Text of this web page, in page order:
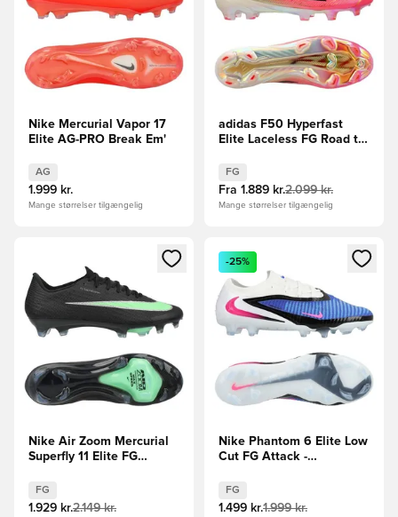
Nike Mercurial Vapor 17
Elite AG-PRO Break Em'
AG
1.999 kr.
Mange størrelser tilgængelig
adidas F50 Hyperfast
Elite Laceless FG Road to
FG
Fra 1.889 kr.2.099 kr.
Mange størrelser tilgængelig
Åbner en Modal til at logge ind eller tilmelde dig som
Nike Air Zoom Mercurial
Superfly 11 Elite FG
FG
1.929 kr.2.149 kr.
Åbner en Modal til at logge
-25%
Nike Phantom 6 Elite Low
Cut FG Attack -
FG
1.499 kr.1.999 kr.